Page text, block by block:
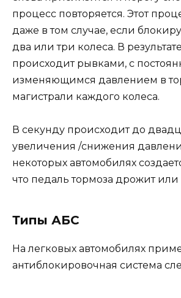
процесс повторяется. Этот
даже в том случае, если
два или три колеса. В
происходит рывками, с
изменяющимся давлением в
магистрали каждого колеса.
В секунду происходит до
увеличения /снижения
некоторых автомобилях
что педаль тормоза дрожит или
Типы АБС
На легковых автомобилях
антиблокировочная система